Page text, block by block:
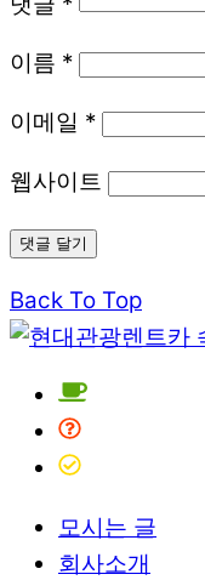
이름 *
이메일 *
웹사이트
Back To Top
모시는 글
회사소개